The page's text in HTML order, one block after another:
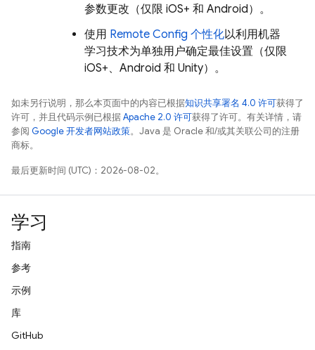
参数更改（仅限 iOS+ 和 Android）。
使用 Remote Config 个性化以利用机器
学习技术为单独用户确定最佳设置（仅限
iOS+、Android 和 Unity）。
如未另行说明，那么本页面中的内容已根据知识共享署名 4.0 许可获得了
许可，并且代码示例已根据Apache 2.0 许可获得了许可。有关详情，请
参阅 Google 开发者网站政策。Java 是 Oracle 和/或其关联公司的注册
商标。
最后更新时间 (UTC)：2026-08-02。
学习
指南
参考
示例
库
GitHub